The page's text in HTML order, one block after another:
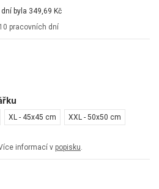
byla 349,69 Kč
pracovních dní
XL - 45x45 cm XXL - 50x50 cm
informací v popisku.